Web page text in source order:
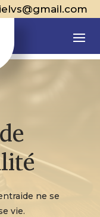
ne se
vie.